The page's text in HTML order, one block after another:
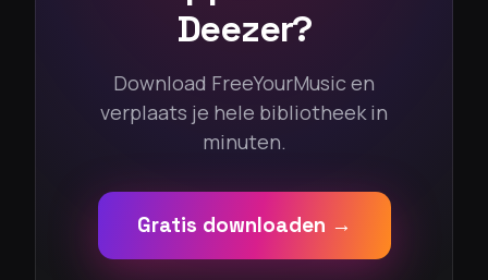
Deezer?
Download FreeYourMusic en
verplaats je hele bibliotheek in
minuten.
Gratis downloaden →